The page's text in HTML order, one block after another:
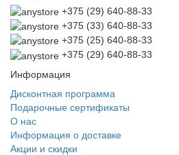
+375 (29) 640-88-33
+375 (33) 640-88-33
+375 (25) 640-88-33
+375 (29) 640-88-33
Информация
Дисконтная программа
Подарочные сертификаты
О нас
Информация о доставке
Акции и скидки